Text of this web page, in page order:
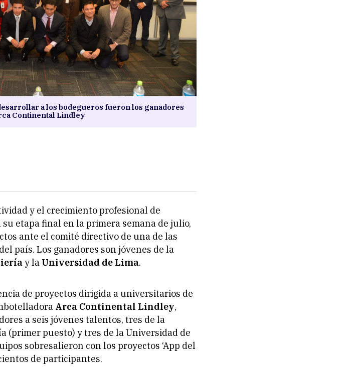
a los bodegueros fueron los ganadores
Continental Lindley
y el crecimiento profesional de
etapa final en la primera semana de julio,
ante el comité directivo de una de las
país. Los ganadores son jóvenes de la
y la Universidad de Lima.
de proyectos dirigida a universitarios de
Arca Continental Lindley,
a seis jóvenes talentos, tres de la
(primer puesto) y tres de la Universidad de
sobresalieron con los proyectos ‘App del
de participantes.